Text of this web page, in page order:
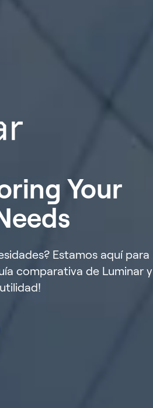
Your
Estamos aquí para
comparativa de Luminar y